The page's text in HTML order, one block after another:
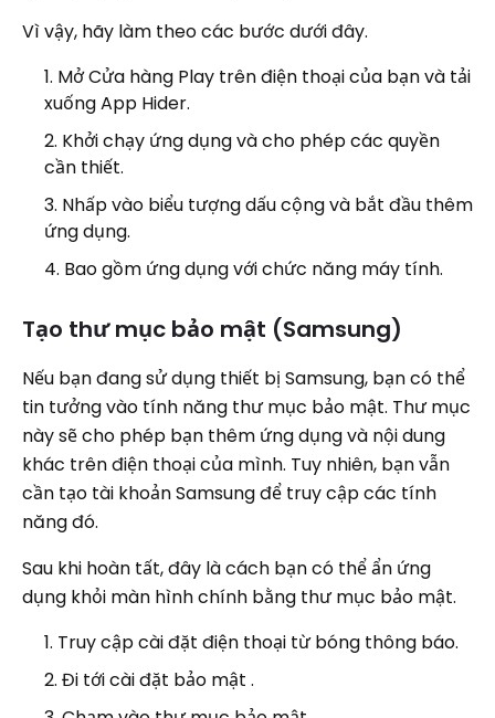
Vì vậy, hãy làm theo các bước dưới đây.
Mở Cửa hàng Play trên điện thoại của bạn và tải
xuống App Hider.
Khởi chạy ứng dụng và cho phép các quyền
cần thiết.
Nhấp vào biểu tượng dấu cộng và bắt đầu thêm
ứng dụng.
Bao gồm ứng dụng với chức năng máy tính.
Tạo thư mục bảo mật (Samsung)
Nếu bạn đang sử dụng thiết bị Samsung, bạn có thể
tin tưởng vào tính năng thư mục bảo mật. Thư mục
này sẽ cho phép bạn thêm ứng dụng và nội dung
khác trên điện thoại của mình. Tuy nhiên, bạn vẫn
cần tạo tài khoản Samsung để truy cập các tính
năng đó.
Sau khi hoàn tất, đây là cách bạn có thể ẩn ứng
dụng khỏi màn hình chính bằng thư mục bảo mật.
Truy cập cài đặt điện thoại từ bóng thông báo.
Đi tới cài đặt bảo mật .